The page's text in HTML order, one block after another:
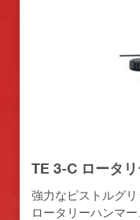
TE 3-C ロータ
強力なピストルグ
ロータリーハンマ